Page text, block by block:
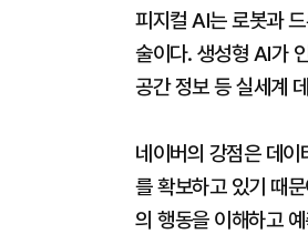
피지컬 AI는 로봇과
술이다. 생성형 AI가
공간 정보 등 실세계
네이버의 강점은 데
를 확보하고 있기 때
의 행동을 이해하고